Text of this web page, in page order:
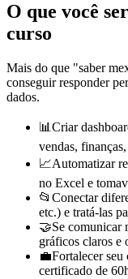
O que você
curso
Mais do que "saber
conseguir responder
dados.
📊 Criar
vendas,
📈Automatizar
no Excel e
📂 Conectar
etc.) e tratá-las
🤝Se comunicar
gráficos claros e
💼Fortalecer
certificado de